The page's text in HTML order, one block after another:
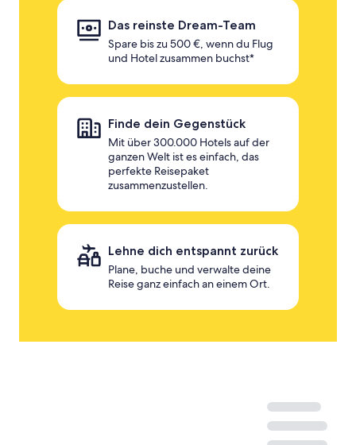
Das reinste Dream-Team
Spare bis zu 500 €, wenn du Flug
und Hotel zusammen buchst*
Finde dein Gegenstück
Mit über 300.000 Hotels auf der
ganzen Welt ist es einfach, das
perfekte Reisepaket
zusammenzustellen.
Lehne dich entspannt zurück
Plane, buche und verwalte deine
Reise ganz einfach an einem Ort.